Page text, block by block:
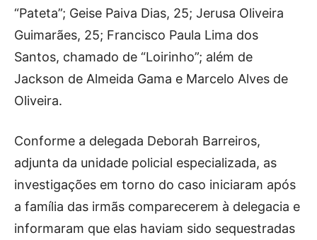
“Pateta”; Geise Paiva Dias, 25; Jerusa Oliveira
Guimarães, 25; Francisco Paula Lima dos
Santos, chamado de “Loirinho”; além de
Jackson de Almeida Gama e Marcelo Alves de
Oliveira.
Conforme a delegada Deborah Barreiros,
adjunta da unidade policial especializada, as
investigações em torno do caso iniciaram após
a família das irmãs comparecerem à delegacia e
informaram que elas haviam sido sequestradas